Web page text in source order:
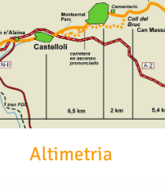
Altimetria